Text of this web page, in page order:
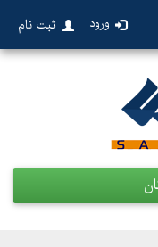
ورود ثبت نام